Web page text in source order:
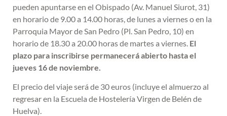
pueden apuntarse en el Obispado (Av. Manuel Siurot, 31)
en horario de 9.00 a 14.00 horas, de lunes a viernes o en la
Parroquia Mayor de San Pedro (Pl. San Pedro, 10) en
horario de 18.30 a 20.00 horas de martes a viernes. El
plazo para inscribirse permanecerá abierto hasta el
jueves 16 de noviembre.
El precio del viaje será de 30 euros (incluye el almuerzo al
regresar en la Escuela de Hostelería Virgen de Belén de
Huelva).